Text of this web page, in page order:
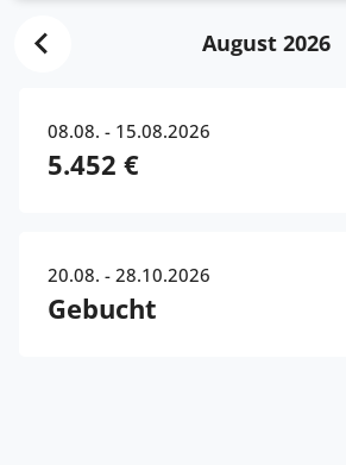
August 2026
08.08. - 15.08.2026
5.452 €
20.08. - 28.10.2026
Gebucht